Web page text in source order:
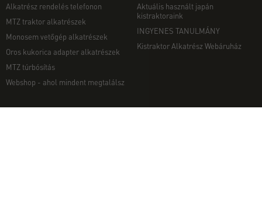
Alkatrész rendelés telefonon
MTZ traktor alkatrészek
Monosem vetőgép alkatrészek
Oros kukorica adapter alkatrészek
MTZ túrbósítás
Webshop - ahol mindent megtalálsz
Aktuális használt japán
kistraktoraink
INGYENES TANULMÁNY
Kistraktor Alkatrész Webáruház